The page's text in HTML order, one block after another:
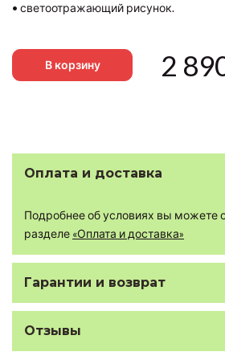
• светоотражающий рисунок.
В корзину 2
Оплата и доставка
Подробнее об условиях вы можете
разделе «Оплата и доставка»
Гарантии и возврат
Отзывы